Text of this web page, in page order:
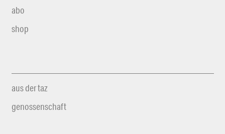
abo
shop
aus der taz
genossenschaft